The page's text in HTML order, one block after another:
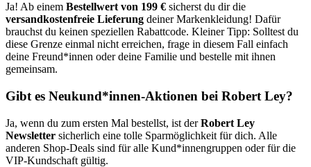
Ja! Ab einem Bestellwert von 199 € sicherst du dir die
versandkostenfreie Lieferung deiner Markenkleidung! Dafür
brauchst du keinen speziellen Rabattcode. Kleiner Tipp: Solltest du
diese Grenze einmal nicht erreichen, frage in diesem Fall einfach
deine Freund*innen oder deine Familie und bestelle mit ihnen
gemeinsam.
Gibt es Neukund*innen-Aktionen bei Robert Ley?
Ja, wenn du zum ersten Mal bestellst, ist derRobert Ley
Newsletter sicherlich eine tolle Sparmöglichkeit für dich. Alle
anderen Shop-Deals sind für alle Kund*innengruppen oder für die
VIP-Kundschaft gültig.